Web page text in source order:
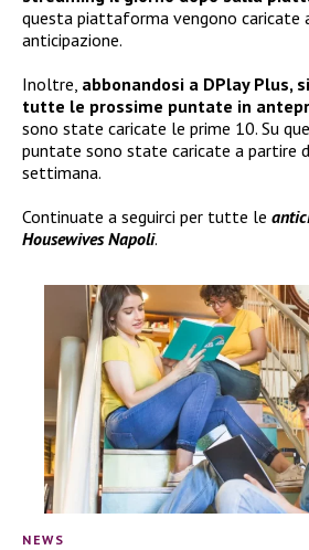
questa piattaforma vengono caricate
anticipazione.
Inoltre, abbonandosi a DPlay Plus,
tutte le prossime puntate in
sono state caricate le prime 10. Su
puntate sono state caricate a partire
settimana.
Continuate a seguirci per tutte le
Housewives Napoli.
NEWS